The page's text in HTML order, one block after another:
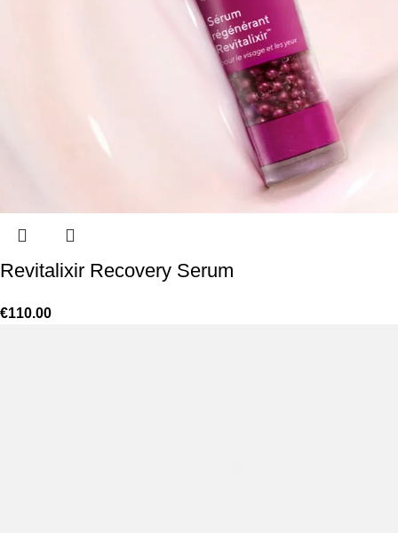
Revitalixir Recovery Serum
€110.00